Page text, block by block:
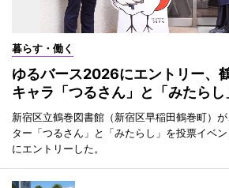
暮らす・働く
ゆるバース2026にエントリー、
キャラ「つるさん」と「みたらし
新宿区立鶴巻図書館（新宿区早稲田鶴巻町）
ター「つるさん」と「みたらし」を投票イベ
にエントリーした。